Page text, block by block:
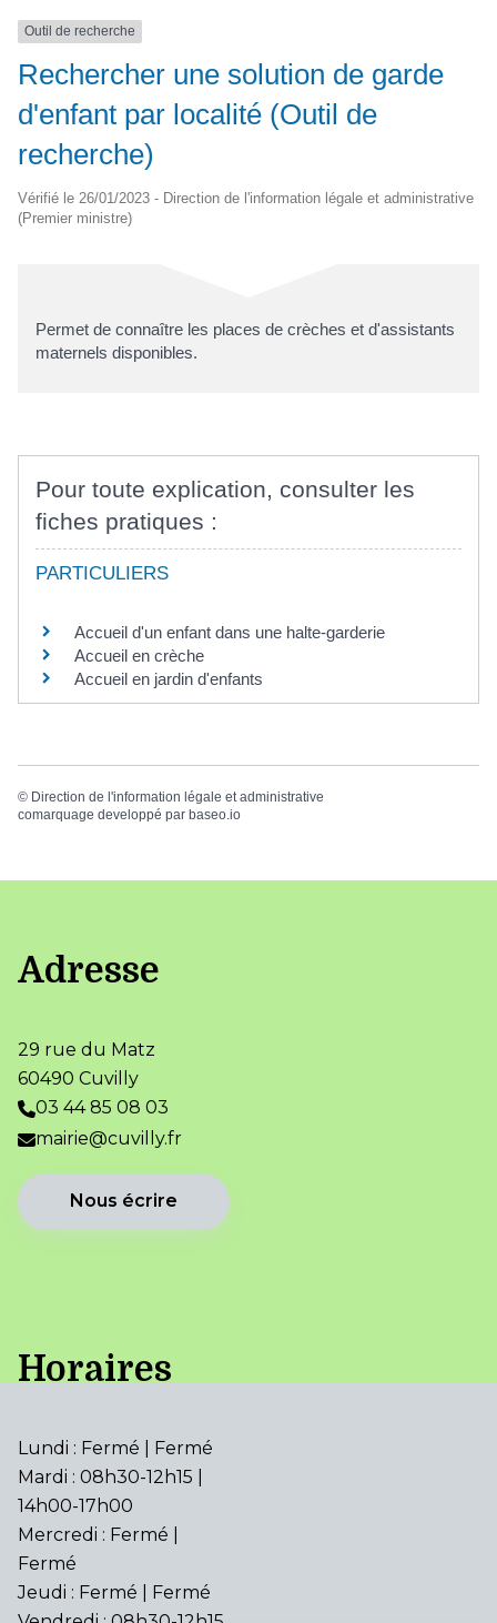
Outil de recherche
Rechercher une solution de garde
d'enfant par localité (Outil de
recherche)
Vérifié le 26/01/2023 - Direction de l'information légale et administrative
(Premier ministre)
Permet de connaître les places de crèches et d'assistants
maternels disponibles.
Pour toute explication, consulter les
fiches pratiques :
PARTICULIERS
Accueil d'un enfant dans une halte-garderie
Accueil en crèche
Accueil en jardin d'enfants
© Direction de l'information légale et administrative
comarquage developpé par baseo.io
Adresse
29 rue du Matz
60490 Cuvilly
03 44 85 08 03
mairie@cuvilly.fr
Nous écrire
Horaires
Lundi : Fermé | Fermé
Mardi : 08h30-12h15 |
14h00-17h00
Mercredi : Fermé |
Fermé
Jeudi : Fermé | Fermé